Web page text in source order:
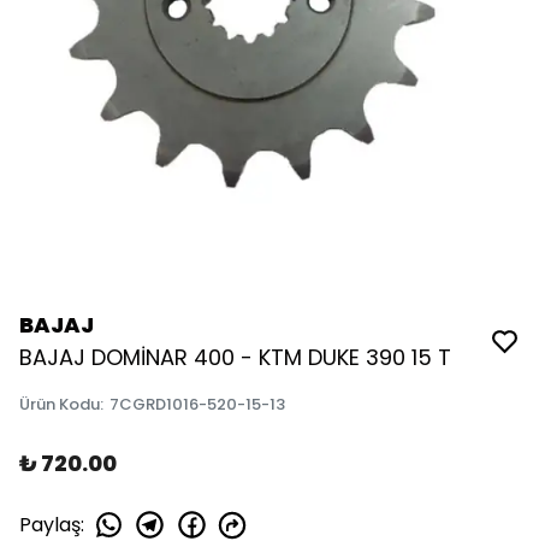
BAJAJ
BAJAJ DOMİNAR 400 - KTM DUKE 390 15 T
Ürün Kodu: 7CGRD1016-520-15-13
₺ 720.00
Paylaş: